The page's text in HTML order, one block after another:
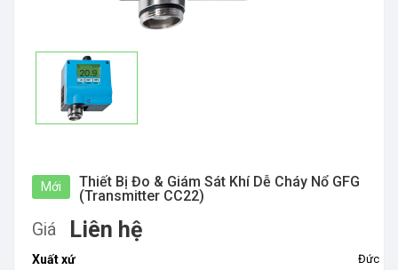
Mới
Thiết Bị Đo & Giám Sát Khí Dễ Cháy Nổ GFG
(Transmitter CC22)
Giá Liên hệ
Xuất xứ Đức